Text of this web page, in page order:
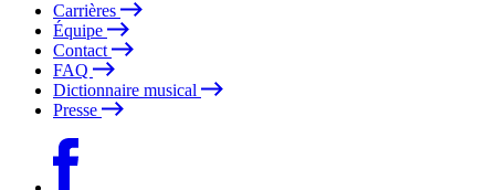
Carrières
Équipe
Contact
FAQ
Dictionnaire musical
Presse